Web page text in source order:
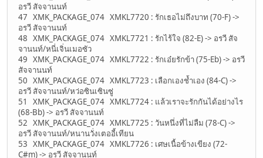
อรวี สัจจานนท์
47 XMK_PACKAGE_074 XMKL7720 : รักเธอไม่ถึงบาท (70-F) ->
อรวี สัจจานนท์
48 XMK_PACKAGE_074 XMKL7721 : รักไร้ใจ (82-E) -> อรวี สัจ
จานนท์/หนี่เจิ่นเมอซัว
49 XMK_PACKAGE_074 XMKL7722 : รักเอ๋ยรักข้า (75-Eb) -> อรวี
สัจจานนท์
50 XMK_PACKAGE_074 XMKL7723 : เลือกเองช้ำเอง (84-C) ->
อรวี สัจจานนท์/หว่อซินเซินซู่
51 XMK_PACKAGE_074 XMKL7724 : แล้วเราจะรักกันได้อย่างไร
(68-Bb) -> อรวี สัจจานนท์
52 XMK_PACKAGE_074 XMKL7725 : วันหนึ่งที่ไม่ลืม (78-C) ->
อรวี สัจจานนท์/หนานวั่งเตออี้เทียน
53 XMK_PACKAGE_074 XMKL7726 : เศษเนื้อข้างเขียง (72-
C#m) -> อรวี สัจจานนท์